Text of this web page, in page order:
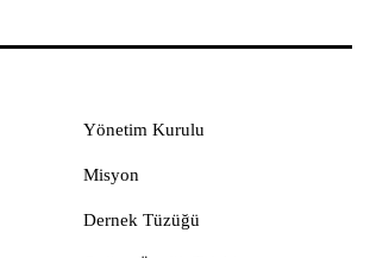
Yönetim Kurulu
Misyon
Dernek Tüzüğü